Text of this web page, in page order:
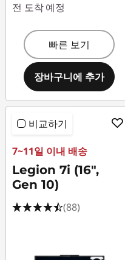
전 도착 예정
빠른 보기
장바구니에 추가
비교하기
7~11일 이내 배송
Legion 7i (16",
Gen 10)
(88)